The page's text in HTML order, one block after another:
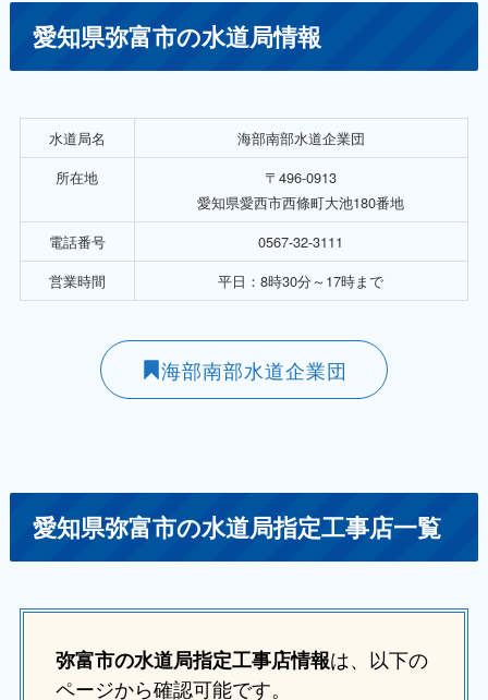
愛知県弥富市の水道局情報
水道局名
海部南部水道企業団
所在地
〒496-0913
愛知県愛西市西條町大池180番地
電話番号
0567-32-3111
営業時間
平日：8時30分～17時まで
海部南部水道企業団
愛知県弥富市の水道局指定工事店一覧
弥富市の水道局指定工事店情報は、以下の
ページから確認可能です。